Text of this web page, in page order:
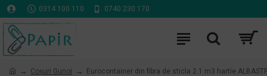
0314 100 110 0740 230 170
Coşuri Gunoi Eurocontainer din fibra de sticla 2.1 m3 hartie